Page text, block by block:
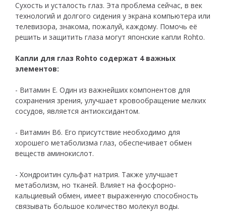
Сухость и усталость глаз. Эта проблема сейчас, в век
технологий и долгого сидения у экрана компьютера или
телевизора, знакома, пожалуй, каждому. Помочь её
решить и защитить глаза могут японские капли Rohto.
Капли для глаз Rohto содержат 4 важных
элементов:
- Витамин Е. Один из важнейших компонентов для
сохранения зрения, улучшает кровообращение мелких
сосудов, является антиоксидантом.
- Витамин В6. Его присутствие необходимо для
хорошего метаболизма глаз, обеспечивает обмен
веществ аминокислот.
- Хондроитин сульфат натрия. Также улучшает
метаболизм, но тканей. Влияет на фосфорно-
кальциевый обмен, имеет выраженную способность
связывать большое количество молекул воды.